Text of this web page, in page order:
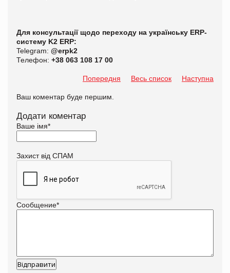
Для консультації щодо переходу на українську ERP-
систему K2 ERP:
Telegram: @erpk2
Телефон: +38 063 108 17 00
Попередня Весь список Наступна
Ваш коментар буде першим.
Додати коментар
Ваше імя*
Захист від СПАМ
Сообщение*